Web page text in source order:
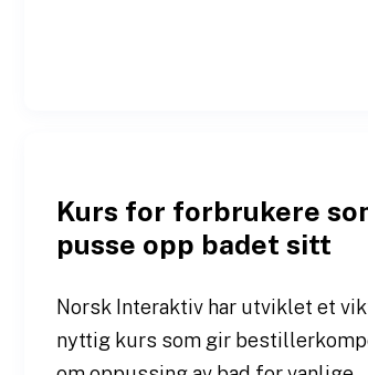
Kurs for forbrukere
pusse opp badet sitt
Norsk Interaktiv har utviklet et
nyttig kurs som gir